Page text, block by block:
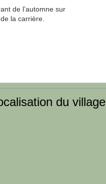
de l’automne sur
la carrière.
du village